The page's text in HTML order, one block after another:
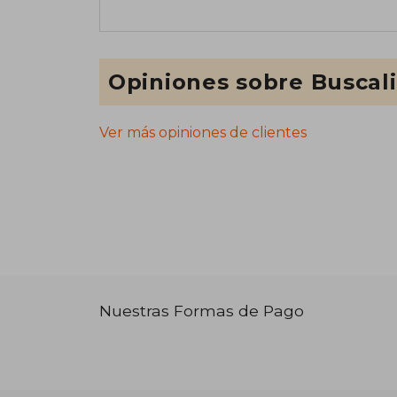
Opiniones sobre
Ver más opiniones de clientes
Nuestras Formas de Pago